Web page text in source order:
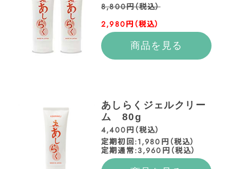
8,800円（税込）
2,980円（税込）
商品を見る
あしらくジェルクリー
ム 80g
4,400円（税込）
定期初回:1,980円（税込）
定期通常:3,960円（税込）